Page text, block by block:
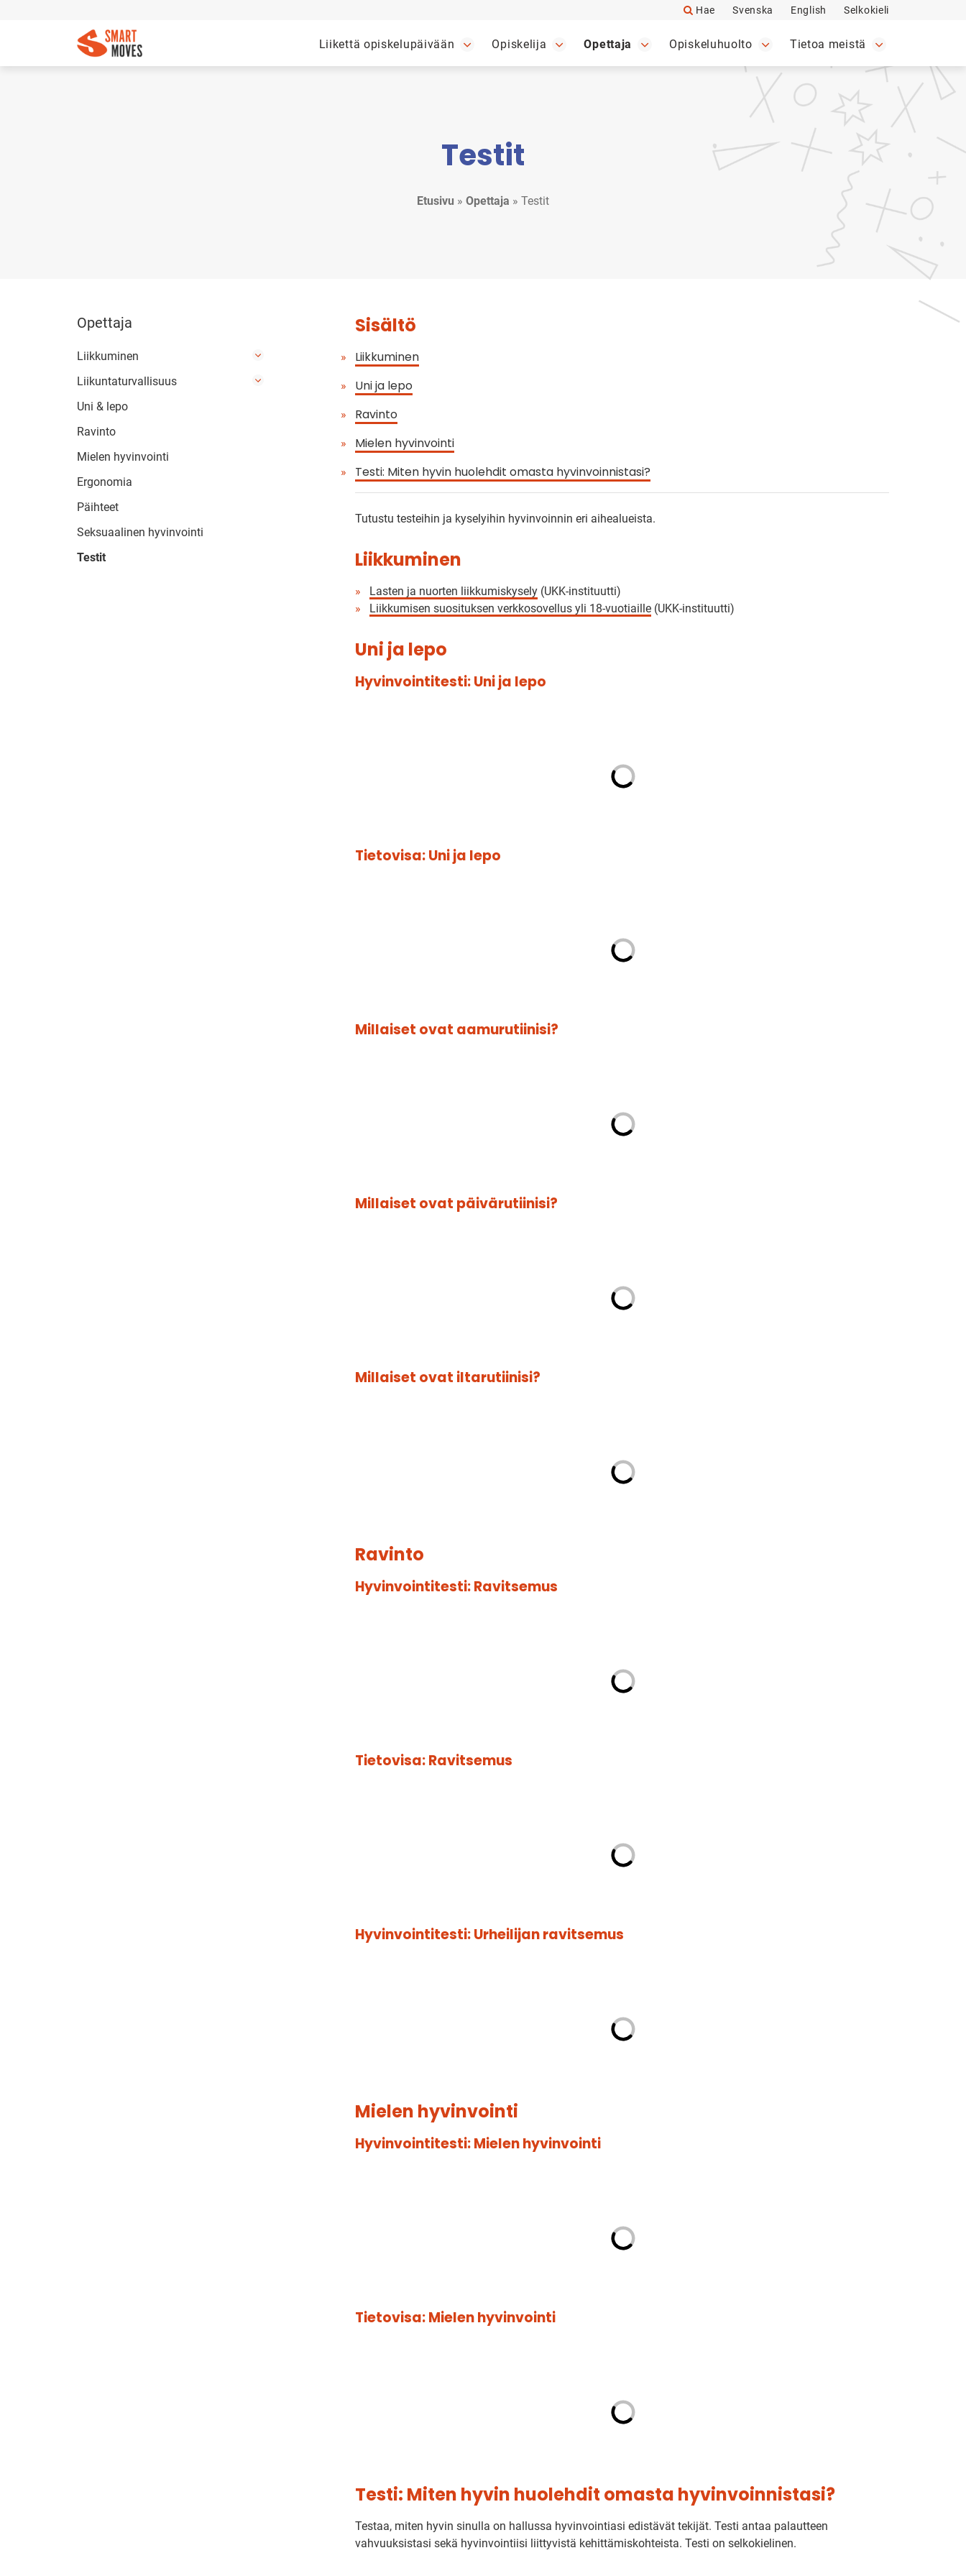
Hae Svenska English Selkokieli
Liikettä opiskelupäivään Opiskelija Opettaja Opiskeluhuolto Tietoa meistä
Testit
Etusivu » Opettaja » Testit
Opettaja
Liikkuminen
Liikuntaturvallisuus
Uni & lepo
Ravinto
Mielen hyvinvointi
Ergonomia
Päihteet
Seksuaalinen hyvinvointi
Testit
Sisältö
Liikkuminen
Uni ja lepo
Ravinto
Mielen hyvinvointi
Testi: Miten hyvin huolehdit omasta hyvinvoinnistasi?
Tutustu testeihin ja kyselyihin hyvinvoinnin eri aihealueista.
Liikkuminen
Lasten ja nuorten liikkumiskysely(UKK-instituutti)
Liikkumisen suosituksen verkkosovellus yli 18-vuotiaille(UKK-instituutti)
Uni ja lepo
Hyvinvointitesti: Uni ja lepo
Tietovisa: Uni ja lepo
Millaiset ovat aamurutiinisi?
Millaiset ovat päivärutiinisi?
Millaiset ovat iltarutiinisi?
Ravinto
Hyvinvointitesti: Ravitsemus
Tietovisa: Ravitsemus
Hyvinvointitesti: Urheilijan ravitsemus
Mielen hyvinvointi
Hyvinvointitesti: Mielen hyvinvointi
Tietovisa: Mielen hyvinvointi
Testi: Miten hyvin huolehdit omasta hyvinvoinnistasi?
Testaa, miten hyvin sinulla on hallussa hyvinvointiasi edistävät tekijät. Testi antaa palautteen
vahvuuksistasi sekä hyvinvointiisi liittyvistä kehittämiskohteista. Testi on selkokielinen.